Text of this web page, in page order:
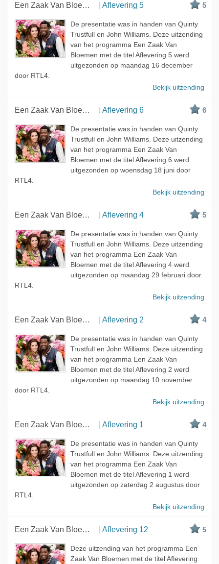
Een Zaak Van Bloemen Aflevering 5 5
De presentatie was in handen van Quinty
Trustfull en John Williams. Deze uitzending
van het programma Een Zaak Van
Bloemen met de titel Aflevering 5 werd
uitgezonden op maandag 16 december
door RTL4.
Bekijk uitzending
Een Zaak Van Bloemen Aflevering 6 6
De presentatie was in handen van Quinty
Trustfull en John Williams. Deze uitzending
van het programma Een Zaak Van
Bloemen met de titel Aflevering 6 werd
uitgezonden op woensdag 18 juni door
RTL4.
Bekijk uitzending
Een Zaak Van Bloemen Aflevering 4 5
De presentatie was in handen van Quinty
Trustfull en John Williams. Deze uitzending
van het programma Een Zaak Van
Bloemen met de titel Aflevering 4 werd
uitgezonden op maandag 29 februari door
RTL4.
Bekijk uitzending
Een Zaak Van Bloemen Aflevering 2 4
De presentatie was in handen van Quinty
Trustfull en John Williams. Deze uitzending
van het programma Een Zaak Van
Bloemen met de titel Aflevering 2 werd
uitgezonden op maandag 10 november
door RTL4.
Bekijk uitzending
Een Zaak Van Bloemen Aflevering 1 4
De presentatie was in handen van Quinty
Trustfull en John Williams. Deze uitzending
van het programma Een Zaak Van
Bloemen met de titel Aflevering 1 werd
uitgezonden op zaterdag 2 augustus door
RTL4.
Bekijk uitzending
Een Zaak Van Bloemen Aflevering 12 5
Deze uitzending van het programma Een
Zaak Van Bloemen met de titel Aflevering